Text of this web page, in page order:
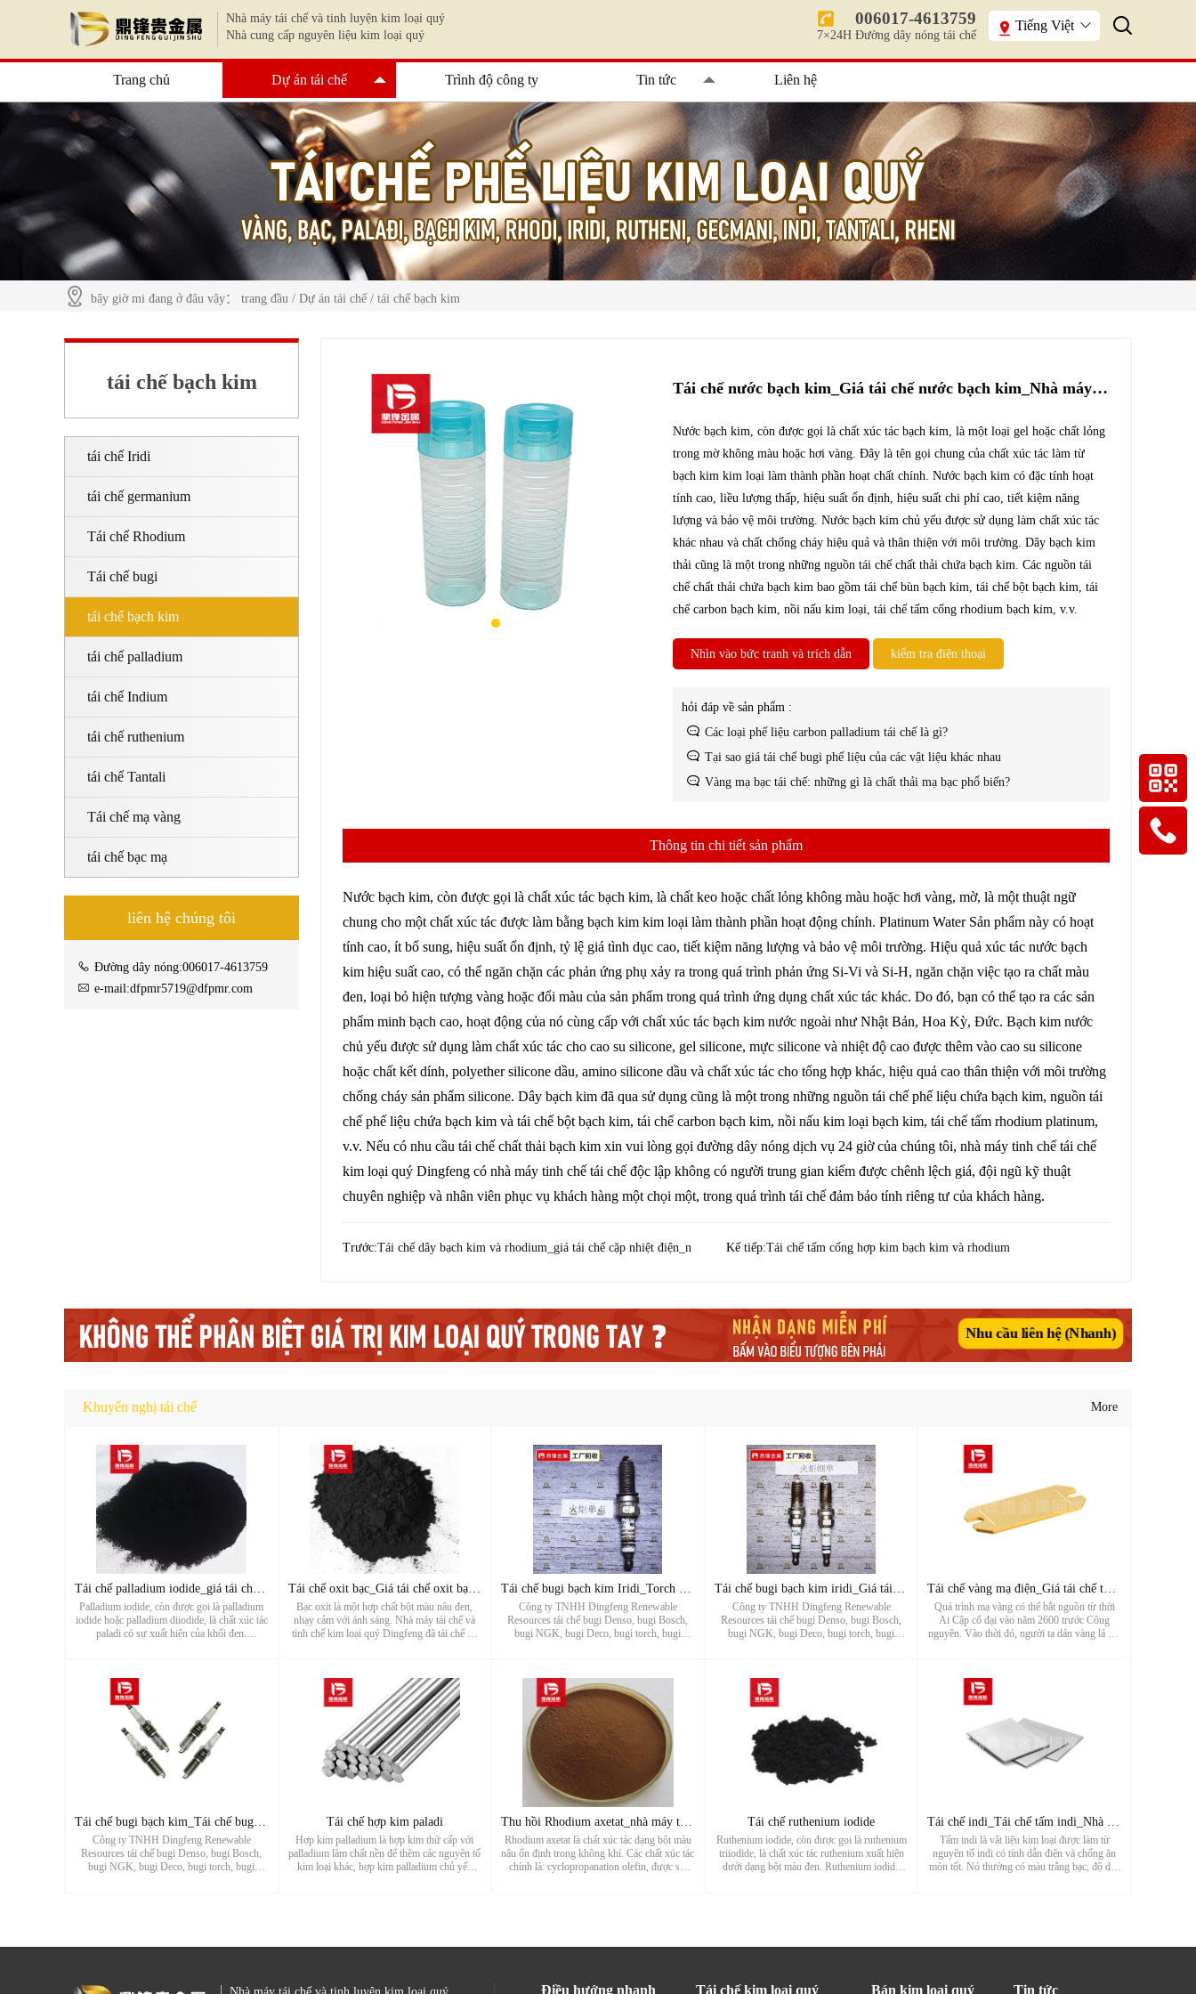
Nhà máy tái chế và tinh luyện kim loại quý
Nhà cung cấp nguyên liệu kim loại quý
006017-4613759
7×24H Đường dây nóng tái chế
Tiếng Việt
Trang chủ Dự án tái chế Trình độ công ty Tin tức Liên hệ
bây giờ mi đang ở đâu vậy： trang đầu / Dự án tái chế/ tái chế bạch kim
tái chế bạch kim
tái chế Iridi
tái chế germanium
Tái chế Rhodium
Tái chế bugi
tái chế bạch kim
tái chế palladium
tái chế Indium
tái chế ruthenium
tái chế Tantali
Tái chế mạ vàng
tái chế bạc mạ
liên hệ chúng tôi
Đường dây nóng:006017-4613759
e-mail:dfpmr5719@dfpmr.com
Tái chế nước bạch kim_Giá tái chế nước bạch kim_Nhà máy tái chế và tinh chế chất xúc tác kim loại quý
Nước bạch kim, còn được gọi là chất xúc tác bạch kim, là một loại gel hoặc chất lỏng
trong mờ không màu hoặc hơi vàng. Đây là tên gọi chung của chất xúc tác làm từ
bạch kim kim loại làm thành phần hoạt chất chính. Nước bạch kim có đặc tính hoạt
tính cao, liều lượng thấp, hiệu suất ổn định, hiệu suất chi phí cao, tiết kiệm năng
lượng và bảo vệ môi trường. Nước bạch kim chủ yếu được sử dụng làm chất xúc tác
khác nhau và chất chống cháy hiệu quả và thân thiện với môi trường. Dây bạch kim
thải cũng là một trong những nguồn tái chế chất thải chứa bạch kim. Các nguồn tái
chế chất thải chứa bạch kim bao gồm tái chế bùn bạch kim, tái chế bột bạch kim, tái
chế carbon bạch kim, nồi nấu kim loại, tái chế tấm cống rhodium bạch kim, v.v.
Nhìn vào bức tranh và trích dẫn kiểm tra điện thoại
hỏi đáp về sản phẩm :
Các loại phế liệu carbon palladium tái chế là gì?
Tại sao giá tái chế bugi phế liệu của các vật liệu khác nhau
Vàng mạ bạc tái chế: những gì là chất thải mạ bạc phổ biến?
Thông tin chi tiết sản phẩm
Nước bạch kim, còn được gọi là chất xúc tác bạch kim, là chất keo hoặc chất lỏng không màu hoặc hơi vàng, mờ, là một thuật ngữ
chung cho một chất xúc tác được làm bằng bạch kim kim loại làm thành phần hoạt động chính. Platinum Water Sản phẩm này có hoạt
tính cao, ít bổ sung, hiệu suất ổn định, tỷ lệ giá tình dục cao, tiết kiệm năng lượng và bảo vệ môi trường. Hiệu quả xúc tác nước bạch
kim hiệu suất cao, có thể ngăn chặn các phản ứng phụ xảy ra trong quá trình phản ứng Si-Vi và Si-H, ngăn chặn việc tạo ra chất màu
đen, loại bỏ hiện tượng vàng hoặc đổi màu của sản phẩm trong quá trình ứng dụng chất xúc tác khác. Do đó, bạn có thể tạo ra các sản
phẩm minh bạch cao, hoạt động của nó cùng cấp với chất xúc tác bạch kim nước ngoài như Nhật Bản, Hoa Kỳ, Đức. Bạch kim nước
chủ yếu được sử dụng làm chất xúc tác cho cao su silicone, gel silicone, mực silicone và nhiệt độ cao được thêm vào cao su silicone
hoặc chất kết dính, polyether silicone dầu, amino silicone dầu và chất xúc tác cho tổng hợp khác, hiệu quả cao thân thiện với môi trường
chống cháy sản phẩm silicone. Dây bạch kim đã qua sử dụng cũng là một trong những nguồn tái chế phế liệu chứa bạch kim, nguồn tái
chế phế liệu chứa bạch kim và tái chế bột bạch kim, tái chế carbon bạch kim, nồi nấu kim loại bạch kim, tái chế tấm rhodium platinum,
v.v. Nếu có nhu cầu tái chế chất thải bạch kim xin vui lòng gọi đường dây nóng dịch vụ 24 giờ của chúng tôi, nhà máy tinh chế tái chế
kim loại quý Dingfeng có nhà máy tinh chế tái chế độc lập không có người trung gian kiếm được chênh lệch giá, đội ngũ kỹ thuật
chuyên nghiệp và nhân viên phục vụ khách hàng một chọi một, trong quá trình tái chế đảm bảo tính riêng tư của khách hàng.
Trước:Tái chế dây bạch kim và rhodium_giá tái chế cặp nhiệt điện_n Kế tiếp:Tái chế tấm cống hợp kim bạch kim và rhodium
Nhu cầu liên hệ (Nhanh)
Khuyến nghị tái chế More
Tái chế palladium iodide_giá tái chế chất xúc tác palladium
Palladium iodide, còn được gọi là palladium
iodide hoặc palladium diiodide, là chất xúc tác
paladi có sự xuất hiện của khối đen.
Tái chế oxit bạc_Giá tái chế oxit bạc_Nhà máy tái chế chất x
Bạc oxit là một hợp chất bột màu nâu đen,
nhạy cảm với ánh sáng. Nhà máy tái chế và
tinh chế kim loại quý Dingfeng đã tái chế và
Tái chế bugi bạch kim Iridi_Torch Giá tái chế bugi một điểm_
Công ty TNHH Dingfeng Renewable
Resources tái chế bugi Denso, bugi Bosch,
bugi NGK, bugi Deco, bugi torch, bugi
...
Tái chế bugi bạch kim iridi_Giá tái chế bugi tốt đơn Torch_N
Công ty TNHH Dingfeng Renewable
Resources tái chế bugi Denso, bugi Bosch,
bugi NGK, bugi Deco, bugi torch, bugi
Tái chế vàng mạ điện_Giá tái chế tấm mạ vàng_Nhà máy tái chế
Quá trình mạ vàng có thể bắt nguồn từ thời
Ai Cập cổ đại vào năm 2600 trước Công
nguyên. Vào thời đó, người ta dán vàng lá lên
Tái chế bugi bạch kim_Tái chế bugi ô tô_Nhà sản xuất tái chế
Công ty TNHH Dingfeng Renewable
Resources tái chế bugi Denso, bugi Bosch,
bugi NGK, bugi Deco, bugi torch, bugi
Tái chế hợp kim paladi
Hợp kim palladium là hợp kim thứ cấp với
palladium làm chất nền để thêm các nguyên tố
kim loại khác, hợp kim palladium chủ yếu
Thu hồi Rhodium axetat_nhà máy thu hồi và tinh luyện chất xú
Rhodium axetat là chất xúc tác dạng bột màu
nâu ổn định trong không khí. Các chất xúc tác
chính là: cyclopropanation olefin, được sử
Tái chế ruthenium iodide
Ruthenium iodide, còn được gọi là ruthenium
triiodide, là chất xúc tác ruthenium xuất hiện
dưới dạng bột màu đen. Ruthenium iodide
Tái chế indi_Tái chế tấm indi_Nhà máy tái chế kim loại hiếm
Tấm indi là vật liệu kim loại được làm từ
nguyên tố indi có tính dẫn điện và chống ăn
mòn tốt. Nó thường có màu trắng bạc, độ dẻo
Điều hướng nhanh Tái chế kim loại quý Bán kim loại quý Tin tức